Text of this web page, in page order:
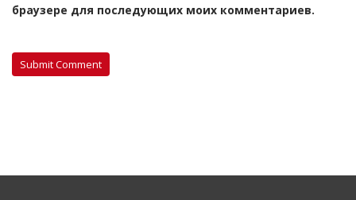
браузере для последующих моих комментариев.